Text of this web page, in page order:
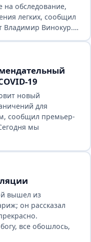
на обследование,
легких, сообщил
Владимир Винокур.…
19
новый
для
сообщил премьер-
мы
вышел из
он рассказал
все обошлось,